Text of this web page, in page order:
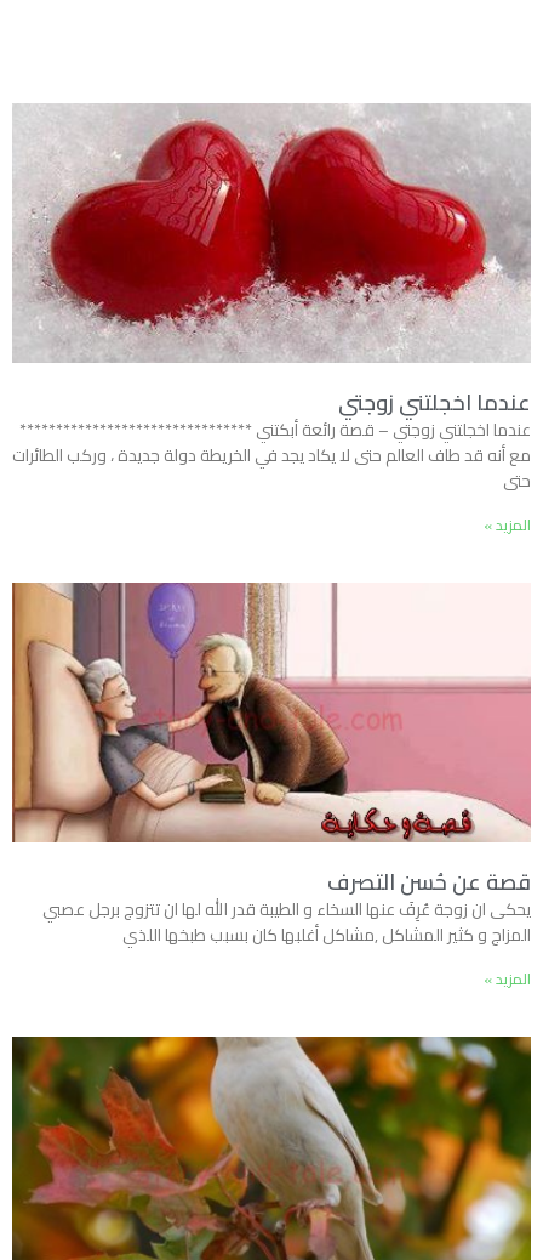
عندما اخجلتني زوجتي
عندما اخجلتني زوجتي – قصة رائعة أبكتني ********************************
مع أنه قد طاف العالم حتى لا يكاد يجد في الخريطة دولة جديدة ، وركب الطائرات
حتى
المزيد »
قصة عن حُسن التصرف
يحكى ان زوجة عُرِفَ عنها السخاء و الطيبة قدر الله لها ان تتزوج برجل عصبي
المزاج و كثير المشاكل ,مشاكل أغلبها كان بسبب طبخها اللذي
المزيد »